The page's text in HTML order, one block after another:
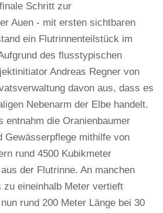
Schritt zur
Auen - mit ersten sichtbaren
ein Flutrinnenteilstück im
des flusstypischen
Andreas Regner von
davon aus, dass es
Nebenarm der Elbe handelt.
entnahm die Oranienbaumer
Gewässerpflege mithilfe von
rund 4500 Kubikmeter
der Flutrinne. An manchen
eineinhalb Meter vertieft
rund 200 Meter Länge bei 30